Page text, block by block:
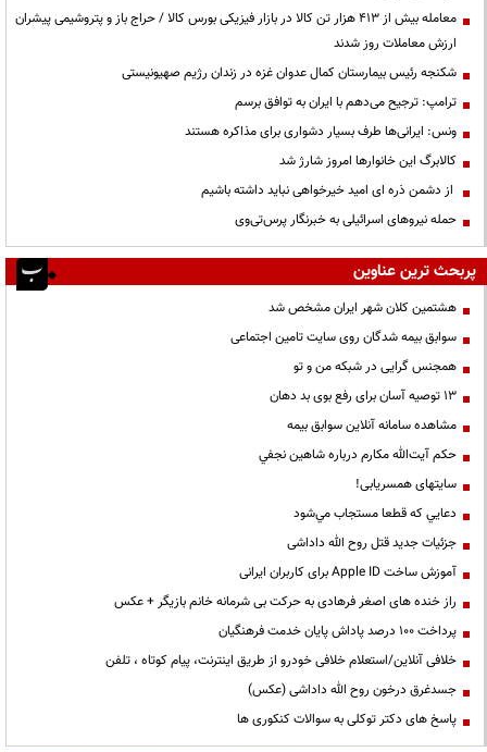
معامله بیش از ۴۱۳ هزار تن کالا در بازار فیزیکی بورس کالا / حراج باز و پتروشیمی پیشران
ارزش معاملات روز شدند
شکنجه رئیس بیمارستان کمال عدوان غزه در زندان رژیم صهیونیستی
ترامپ: ترجیح می‌دهم با ایران به توافق برسم
ونس: ایرانی‌ها طرف بسیار دشواری برای مذاکره هستند
کالابرگ این خانوارها امروز شارژ شد
از دشمن ذره ای امید خیرخواهی نباید داشته باشیم
حمله نیروهای اسرائیلی به خبرنگار پرس‌تی‌وی
پربحث ترین عناوین
هشتمین کلان شهر ایران مشخص شد
سوابق بیمه شدگان روی سایت تامین اجتماعی
همجنس گرایی در شبکه من و تو
13 توصیه آسان برای رفع بوی بد دهان
مشاهده سامانه آنلاين سوابق بیمه
حكم آيت‌الله مكارم درباره شاهين نجفي
سایتهای همسریابی!
دعايي كه قطعا مستجاب مي‌شود
جزئیات جدید قتل روح الله داداشی
آموزش ساخت Apple ID برای کاربران ایرانی
راز خنده های اصغر فرهادی به حرکت بی شرمانه خانم بازیگر + عکس
پرداخت ۱۰۰ درصد پاداش پایان خدمت فرهنگیان
خلافی آنلاین/استعلام خلافی خودرو از طریق اینترنت، پیام کوتاه ، تلفن
جسدغرق درخون روح الله داداشی (عکس)
پاسخ های دکتر توکلی به سوالات کنکوری ها